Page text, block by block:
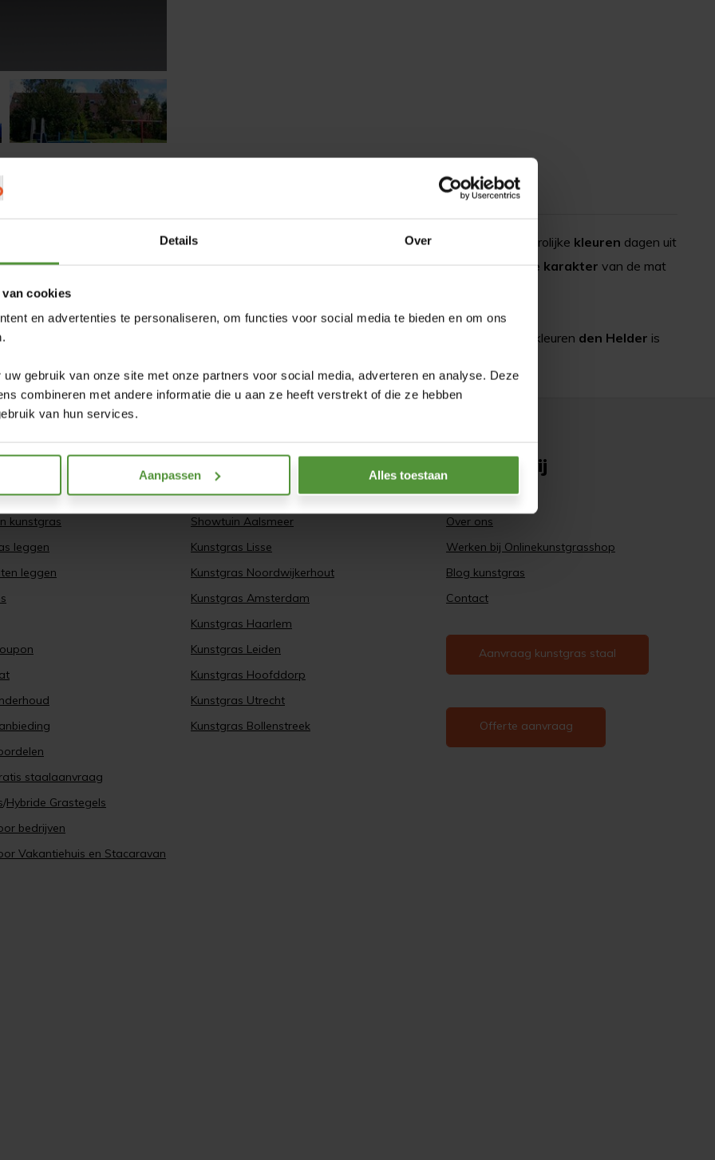
Details Over
cookies
en advertenties te personaliseren, om functies voor social media te bieden en om ons
gebruik van onze site met onze partners voor social media, adverteren en analyse. Deze
combineren met andere informatie die u aan ze heeft verstrekt of die ze hebben
van hun services.
Aanpassen Alles toestaan
. Deden Helder is ideaal voor op schoolpleinen of in speeltuinen. De vrolijke kleuren dagen uit
gras en door de hoogte van 24 mm absoluutonderhoudsvriendelijk. Hetdempende karakter van de mat
als het oudere
of in de speeltuin, vraag ons naar de mogelijkheden. Het insnijden van verschillende kleuren den Helder is
blauw kunstgrasveld.
of stand
kunstgras
leggen
leggen
staalaanvraag
/Hybride Grastegels
bedrijven
Vakantiehuis en Stacaravan
Showtuin
Showtuin Lisserbroek
Showtuin Aalsmeer
Kunstgras Lisse
Kunstgras Noordwijkerhout
Kunstgras Amsterdam
Kunstgras Haarlem
Kunstgras Leiden
Kunstgras Hoofddorp
Kunstgras Utrecht
Kunstgras Bollenstreek
Wie zijn wij
Kennisbank
Over ons
Werken bij Onlinekunstgrasshop
Blog kunstgras
Contact
Aanvraag kunstgras staal
Offerte aanvraag